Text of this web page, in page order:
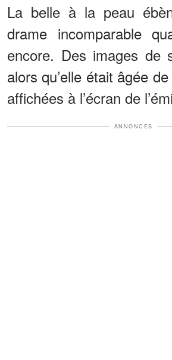
La belle à la peau
drame incomparable
encore. Des images de
alors qu’elle était âgée
affichées à l’écran de
ANNONCES